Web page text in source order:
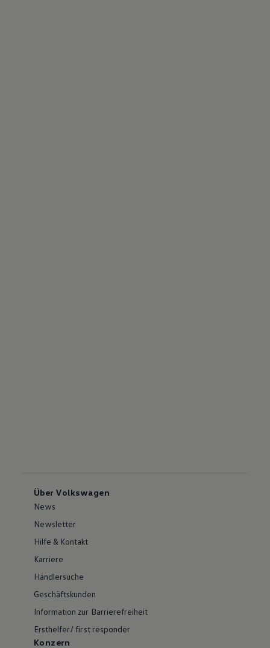
Über Volkswagen
News
Newsletter
Hilfe & Kontakt
Karriere
Händlersuche
Geschäftskunden
Information zur Barrierefreiheit
Ersthelfer/ first responder
Konzern